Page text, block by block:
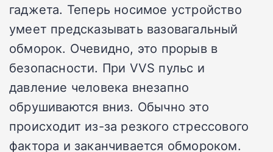
гаджета. Теперь носимое устройство
умеет предсказывать вазовагальный
обморок. Очевидно, это прорыв в
безопасности. При VVS пульс и
давление человека внезапно
обрушиваются вниз. Обычно это
происходит из-за резкого стрессового
фактора и заканчивается обмороком.